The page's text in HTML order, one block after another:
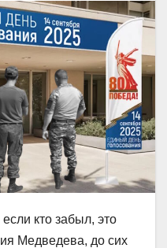
кто забыл, это
Медведева, до сих